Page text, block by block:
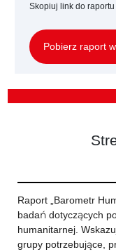
Skopiuj link do raportu
Pobierz raport
Raport „Barometr
badań dotyczących
humanitarnej.
grupy potrzebujące,